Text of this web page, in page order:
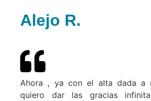
Alejo R.
Ahora , ya con el alta dada a
quiero dar las gracias